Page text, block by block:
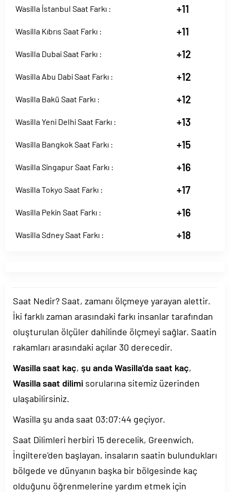
Wasilla İstanbul Saat Farkı : +11
Wasilla Kıbrıs Saat Farkı : +11
Wasilla Dubai Saat Farkı : +12
Wasilla Abu Dabi Saat Farkı : +12
Wasilla Bakü Saat Farkı : +12
Wasilla Yeni Delhi Saat Farkı : +13
Wasilla Bangkok Saat Farkı : +15
Wasilla Singapur Saat Farkı : +16
Wasilla Tokyo Saat Farkı : +17
Wasilla Pekin Saat Farkı : +16
Wasilla Sdney Saat Farkı : +18
Saat Nedir? Saat, zamanı ölçmeye yarayan alettir.
İki farklı zaman arasındaki farkı insanlar tarafından
oluşturulan ölçüler dahilinde ölçmeyi sağlar. Saatin
rakamları arasındaki açılar 30 derecedir.
Wasilla saat kaç, şu anda Wasilla'da saat kaç,
Wasilla saat dilimi sorularına sitemiz üzerinden
ulaşabilirsiniz.
Wasilla şu anda saat 03:07:44 geçiyor.
Saat Dilimleri herbiri 15 derecelik, Greenwich,
İngiltere'den başlayan, insaların saatin bulundukları
bölgede ve dünyanın başka bir bölgesinde kaç
olduğunu öğrenmelerine yardım etmek için